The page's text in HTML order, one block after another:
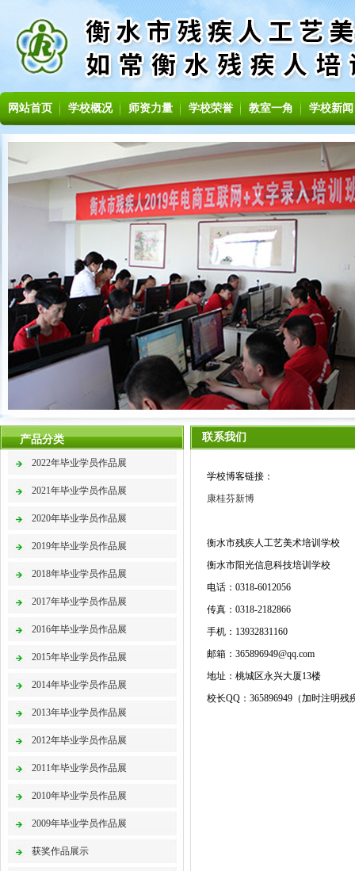
网站首页 学校概况 师资力量 学校荣誉 教室一角 学校新闻
产品分类
2022年毕业学员作品展
2021年毕业学员作品展
2020年毕业学员作品展
2019年毕业学员作品展
2018年毕业学员作品展
2017年毕业学员作品展
2016年毕业学员作品展
2015年毕业学员作品展
2014年毕业学员作品展
2013年毕业学员作品展
2012年毕业学员作品展
2011年毕业学员作品展
2010年毕业学员作品展
2009年毕业学员作品展
获奖作品展示
联系我们
学校博客链接：
康桂芬新博
衡水市残疾人工艺美术培训学校
衡水市阳光信息科技培训学校
电话：0318-6012056
传真：0318-2182866
手机：13932831160
邮箱：365896949@qq.com
地址：桃城区永兴大厦13楼
校长QQ：365896949（加时注明残